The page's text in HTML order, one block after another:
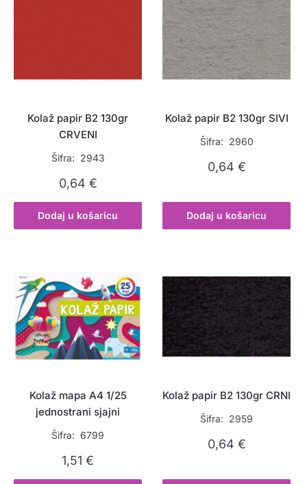
Kolaž papir B2 130gr
CRVENI
Šifra: 2943
0,64 €
Dodaj u košaricu
Kolaž papir B2 130gr SIVI
Šifra: 2960
0,64 €
Dodaj u košaricu
Kolaž mapa A4 1/25
jednostrani sjajni
Šifra: 6799
1,51€
Kolaž papir B2 130gr CRNI
Šifra: 2959
0,64 €